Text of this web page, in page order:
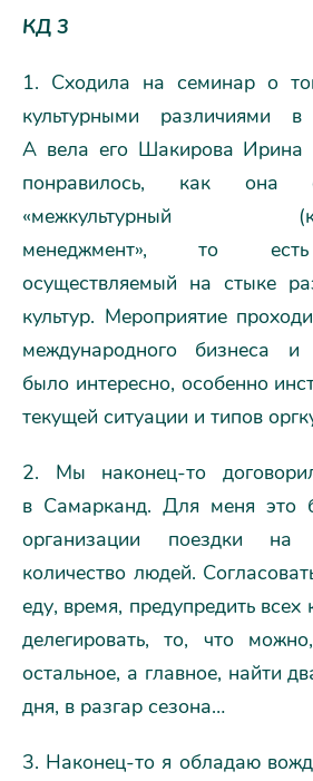
КД 3
1. Сходила на семинар о
культурными различиями
А вела его Шакирова Ирина
понравилось, как она
«межкультурный
менеджмент», то
осуществляемый на стыке
культур. Мероприятие
международного бизнеса и
было интересно, особенно
текущей ситуации и типов
2. Мы наконец-то
в Самарканд. Для меня это
организации поездки на
количество людей.
еду, время, предупредить всех
делегировать, то, что
остальное, а главное, найти
дня, в разгар сезона…
3. Наконец-то я обладаю